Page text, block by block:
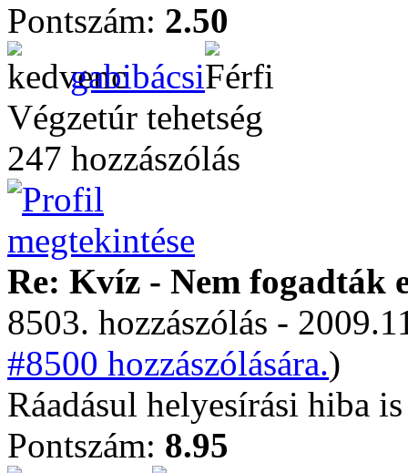
Pontszám: 2.50
gabibácsi
Végzetúr tehetség
247 hozzászólás
Re: Kvíz - Nem fogadták
8503. hozzászólás -
#8500 hozzászólására.)
Ráadásul helyesírási hiba
Pontszám: 8.95